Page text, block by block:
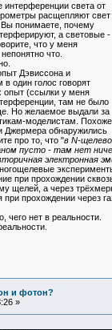
интерференции света от
расщепляют свет
Вы понимаете, почему
а световые -
что у меня
что.
Дэвиссона и
один голос говорят
опыт (ссылки у меня
там не было
Но желаемое выдали за
моделистам. Похоже,
Джермера обнаружились
про то, что "в N-
пусто - там нет
электронная
при прохождении
щелей, а через
прохождении через
нет в реальности.
и фотон?
»